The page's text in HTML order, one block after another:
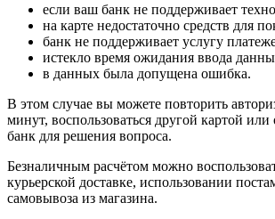
если ваш банк не поддерживает
на карте недостаточно средств для
банк не поддерживает услугу
истекло время ожидания ввода
в данных была допущена ошибка.
В этом случае вы можете повторить
минут, воспользоваться другой картой или
банк для решения вопроса.
Безналичным расчётом можно
курьерской доставке, использовании
самовывоза из магазина.